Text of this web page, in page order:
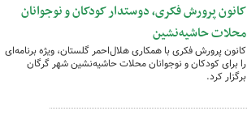
کانون پرورش فکری، دوستدار کودکان و نوجوانان
محلات حاشیه‌نشین
کانون پرورش فکری با همکاری هلال‌احمر گلستان، ویژه برنامه‌ای
را برای کودکان و نوجوانان محلات حاشیه‌نشین شهر گرگان
برگزار کرد.